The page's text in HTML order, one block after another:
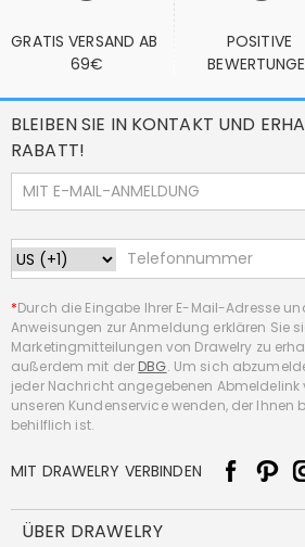
GRATIS VERSAND AB
69€
POSITIVE
BLEIBEN SIE IN KONTAKT UND
RABATT!
*Durch die Eingabe Ihrer E-Mail-Adresse
Anweisungen zur Anmeldung erklären Sie
Marketingmitteilungen von Drawelry zu
außerdem mit der DBG. Um sich
jeder Nachricht angegebenen
unseren Kundenservice wenden, der Ihnen
behilflich ist.
MIT DRAWELRY VERBINDEN
ÜBER DRAWELRY